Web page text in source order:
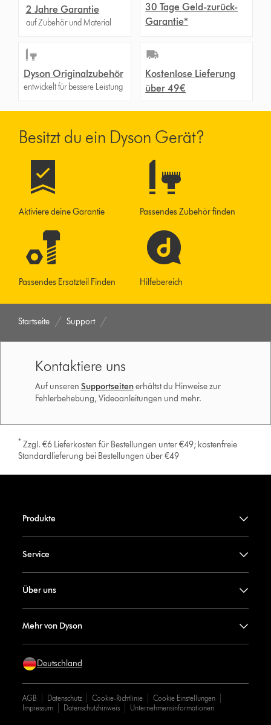
2 Jahre Garantie
auf Zubehör und Material
30 Tage Geld-zurück-
Garantie*
Dyson Originalzubehör
entwickelt für bessere Leistung
Kostenlose Lieferung
über 49€
Besitzt du ein Dyson Gerät?
Aktiviere deine Garantie Passendes Zubehör finden
Passendes Ersatzteil Finden Hilfebereich
Startseite Support
Kontaktiere uns
Auf unseren Supportseiten erhältst du Hinweise zur
Fehlerbehebung, Videoanleitungen und mehr.
* Zzgl. €6 Lieferkosten für Bestellungen unter €49; kostenfreie
Standardlieferung bei Bestellungen über €49
Produkte
Service
Über uns
Mehr von Dyson
Deutschland
AGB Datenschutz Cookie-Richtlinie
Cookie Einstellungen
Impressum
Datenschutzhinweis Unternehmensinformationen